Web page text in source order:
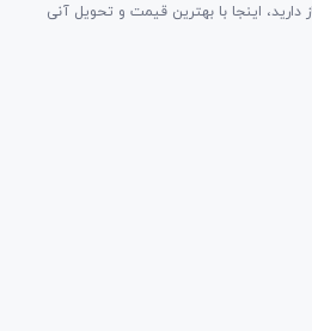
دارید، اینجا با بهترین قیمت و تحویل آنی